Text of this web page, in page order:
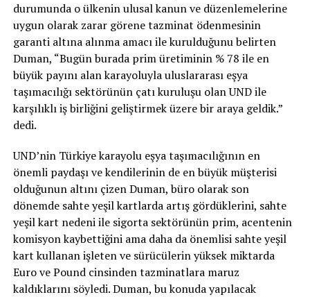
durumunda o ülkenin ulusal kanun ve düzenlemelerine
uygun olarak zarar görene tazminat ödenmesinin
garanti altına alınma amacı ile kurulduğunu belirten
Duman, “Bugün burada prim üretiminin % 78 ile en
büyük payını alan karayoluyla uluslararası eşya
taşımacılığı sektörünün çatı kuruluşu olan UND ile
karşılıklı iş birliğini geliştirmek üzere bir araya geldik.”
dedi.
UND’nin Türkiye karayolu eşya taşımacılığının en
önemli paydaşı ve kendilerinin de en büyük müşterisi
olduğunun altını çizen Duman, büro olarak son
dönemde sahte yeşil kartlarda artış gördüklerini, sahte
yeşil kart nedeni ile sigorta sektörünün prim, acentenin
komisyon kaybettiğini ama daha da önemlisi sahte yeşil
kart kullanan işleten ve sürücülerin yüksek miktarda
Euro ve Pound cinsinden tazminatlara maruz
kaldıklarını söyledi. Duman, bu konuda yapılacak